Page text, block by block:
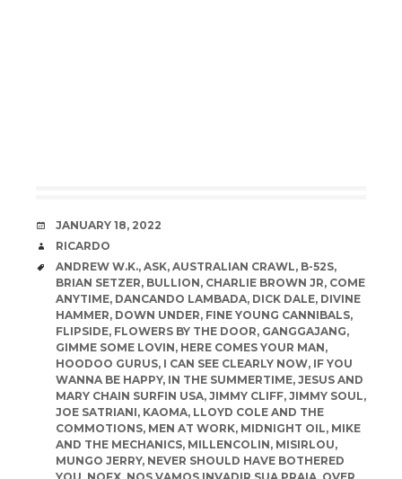
DATE
JANUARY 18, 2022
AUTHOR
RICARDO
TAGS
ANDREW W.K., ASK, AUSTRALIAN CRAWL, B-52S,
BRIAN SETZER, BULLION, CHARLIE BROWN JR, COME
ANYTIME, DANCANDO LAMBADA, DICK DALE, DIVINE
HAMMER, DOWN UNDER, FINE YOUNG CANNIBALS,
FLIPSIDE, FLOWERS BY THE DOOR, GANGGAJANG,
GIMME SOME LOVIN, HERE COMES YOUR MAN,
HOODOO GURUS, I CAN SEE CLEARLY NOW, IF YOU
WANNA BE HAPPY, IN THE SUMMERTIME, JESUS AND
MARY CHAIN SURFIN USA, JIMMY CLIFF, JIMMY SOUL,
JOE SATRIANI, KAOMA, LLOYD COLE AND THE
COMMOTIONS, MEN AT WORK, MIDNIGHT OIL, MIKE
AND THE MECHANICS, MILLENCOLIN, MISIRLOU,
MUNGO JERRY, NEVER SHOULD HAVE BOTHERED